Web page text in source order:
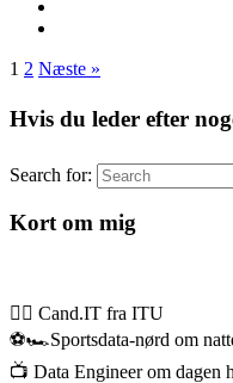
1 2 Næste »
Hvis du leder efter
Search for:
Kort om mig
👉🏻 Cand.IT fra ITU
⚽🏎️Sportsdata-nørd om
📺 Data Engineer om dagen